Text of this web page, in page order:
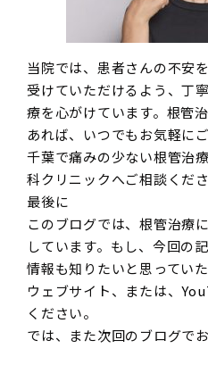
当院では、患者さんの不安を
受けていただけるよう、丁
療を心がけています。 根管
あれば、 いつでもお気軽に
千葉で痛みの少ない根管治
科クリニックへご相談くださ
最後に
このブログでは、根管治療
しています。 もし、今回の
情報も知りたいと思ってい
ウェブサイト、または、
ください。
では、また次回のブログで